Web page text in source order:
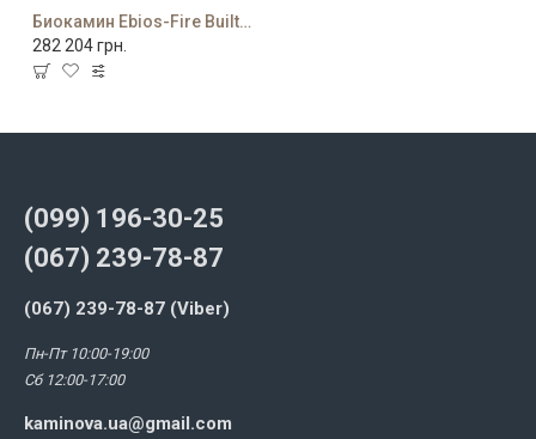
Биокамин Ebios-Fire Built-In Fireplace U (Automatic)
282 204 грн.
(099) 196-30-25
(067) 239-78-87
(067) 239-78-87 (Viber)
Пн-Пт 10:00-19:00
Сб 12:00-17:00
kaminova.ua@gmail.com